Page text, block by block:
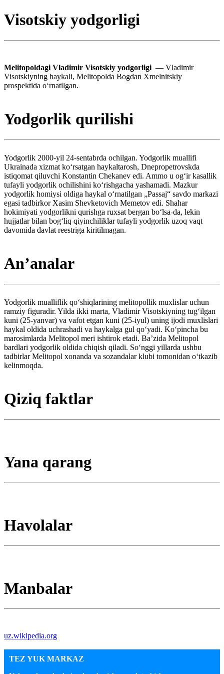
Visotskiy yodgorligi
Melitopoldagi Vladimir Visotskiy yodgorligi — Vladimir
Visotskiyning haykali, Melitopolda Bogdan Xmelnitskiy
prospektida oʻrnatilgan.
Yodgorlik qurilishi
Yodgorlik 2000-yil 24-sentabrda ochilgan. Yodgorlik muallifi
Ukrainada xizmat koʻrsatgan haykaltarosh, Dnepropetrovskda
istiqomat qiluvchi Konstantin Chekanev edi. Ammo u ogʻir kasallik
tufayli yodgorlik ochilishini koʻrishgacha yashamadi. Mazkur
yodgorlik homiysi oldiga haykal oʻrnatilgan „Passaj“ savdo markazi
egasi tadbirkor Xasim Shevketovich Memetov edi. Shahar
hokimiyati yodgorlikni qurishga ruxsat bergan boʻlsa-da, lekin
hujjatlar bilan bogʻliq qiyinchiliklar tufayli yodgorlik uzoq vaqt
davomida davlat reestriga kiritilmagan.
Anʼanalar
Yodgorlik mualliflik qoʻshiqlarining melitopollik muxlislar uchun
ramziy figuradir. Yilda ikki marta, Vladimir Visotskiyning tugʻilgan
kuni (25-yanvar) va vafot etgan kuni (25-iyul) uning ijodi muxlislari
haykal oldida uchrashadi va haykalga gul qoʻyadi. Koʻpincha bu
marosimlarda Melitopol meri ishtirok etadi. Baʼzida Melitopol
bardlari yodgorlik oldida chiqish qiladi. Soʻnggi yillarda ushbu
tadbirlar Melitopol xonanda va sozandalar klubi tomonidan oʻtkazib
kelinmoqda.
Qiziq faktlar
Yana qarang
Havolalar
Manbalar
uz.wikipedia.org
TEZ YUK MARKAZ